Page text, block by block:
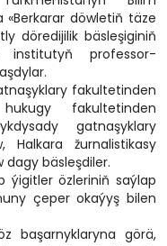
döwletiň täze
döredijilik bäsleşiginiň
professor-
fakultetinden
fakultetinden
gatnaşyklary
Halkara žurnalistikasy
bäsleşdiler.
ýigitler özleriniň saýlap
çeper okaýyş bilen
başarnyklaryna görä,